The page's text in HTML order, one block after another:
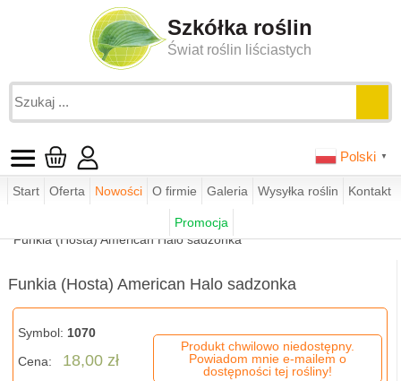
Szkółka roślin
Świat roślin liściastych
Polski ▼
Start Oferta Nowości O firmie Galeria Wysyłka roślin Kontakt
Promocja
funkie duże
Funkia (Hosta) American Halo sadzonka
Funkia (Hosta) American Halo sadzonka
Symbol: 1070
Cena:
18,00 zł
Produkt chwilowo niedostępny.
Powiadom mnie e-mailem o
dostępności tej rośliny!